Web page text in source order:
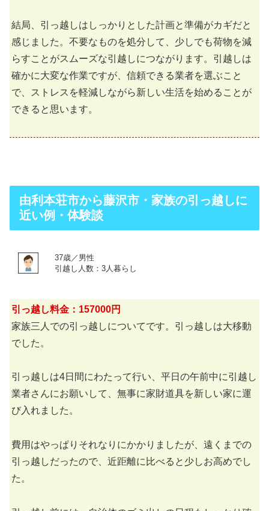
結局、引っ越しはしっかりとした計画と準備がカギだと
感じました。不要なものを処分して、少しでも荷物を減
らすことがスムーズな引越しにつながります。引越しは
確かに大変な作業ですが、信頼できる業者を選ぶこと
で、ストレスを軽減しながら新しい生活を始めることが
できると思います。
由利本荘市から藤沢市・家族の引っ越しに
近い例・体験談
37歳／男性
引越し人数：3人暮らし
引っ越し料金：157000円
家族三人での引っ越しについてです。引っ越しは大移動
でした。
引っ越しは4日間にわたって行い、平日の午前中に引越し
業者さんにお願いして、無事に家財道具を新しい家に運
び入れました。
費用はやっぱりそれなりにかかりましたが、遠くまでの
引っ越しだったので、近距離に比べると少しお高めでし
た。